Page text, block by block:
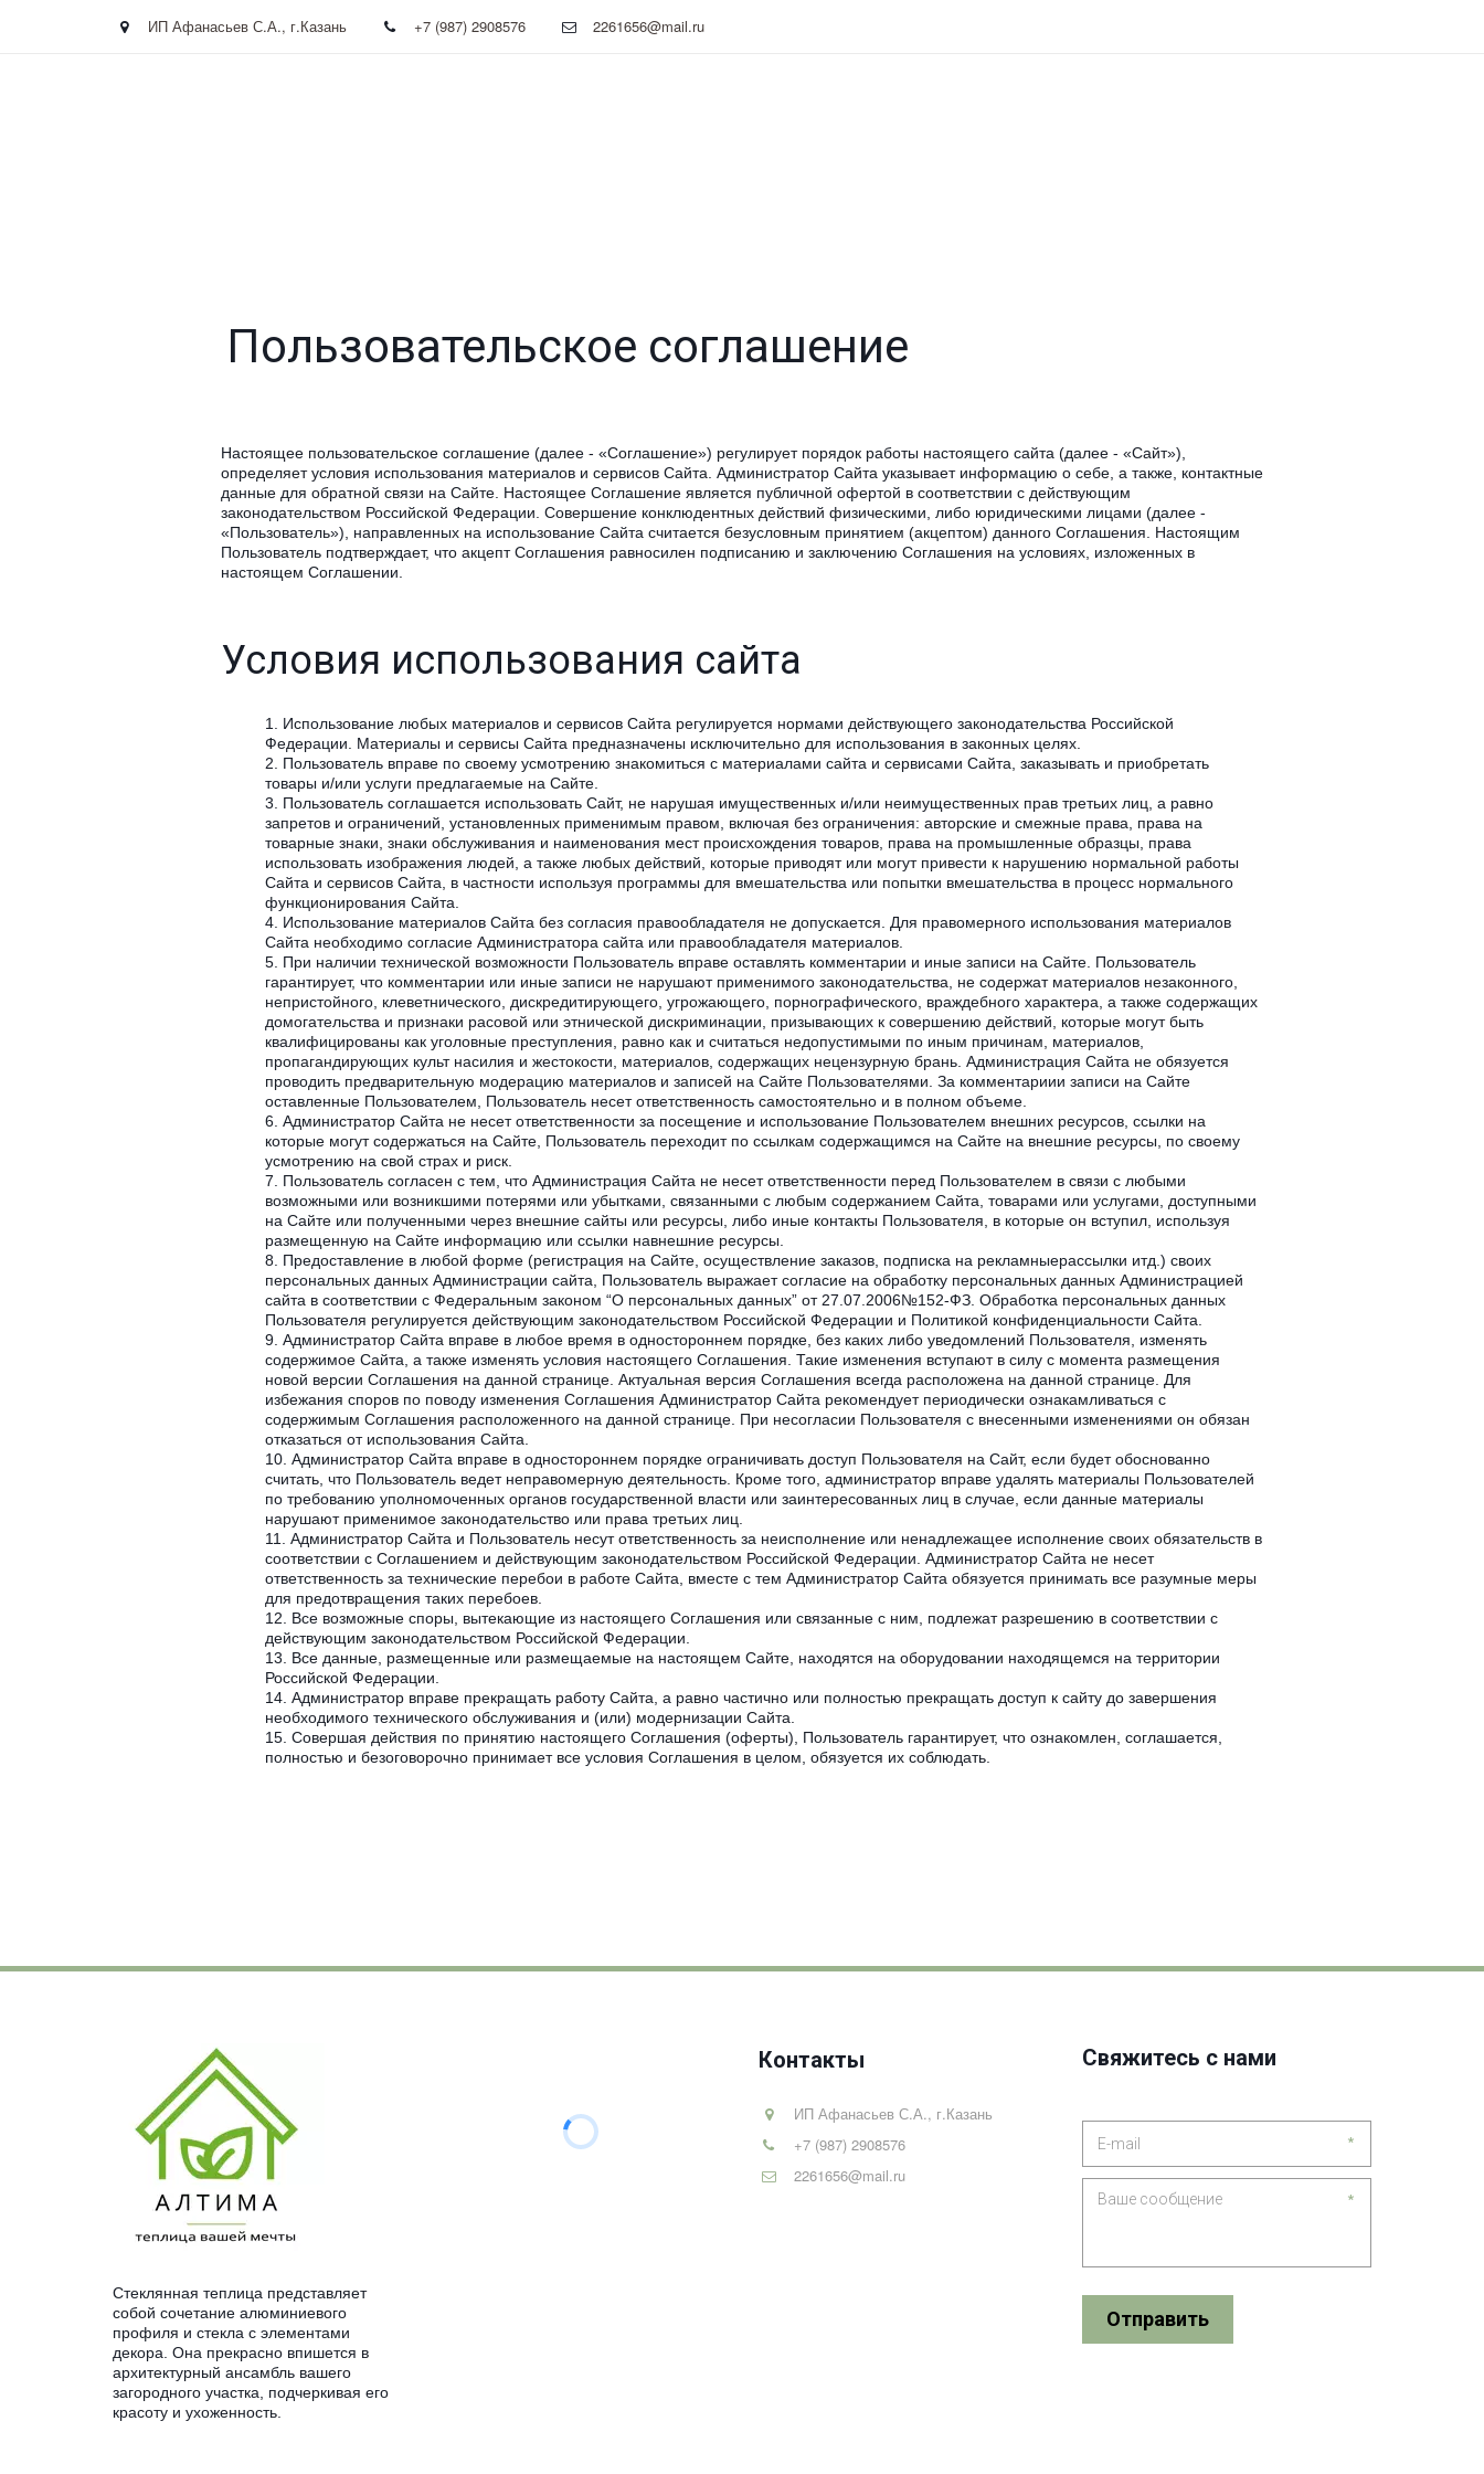
ИП Афанасьев С.А., г.Казань +7 (987) 2908576 2261656@mail.ru
Пользовательское соглашение
Настоящее пользовательское соглашение (далее - «Соглашение») регулирует порядок работы настоящего сайта (далее - «Сайт»),
определяет условия использования материалов и сервисов Сайта. Администратор Сайта указывает информацию о себе, а также, контактные
данные для обратной связи на Сайте. Настоящее Соглашение является публичной офертой в соответствии с действующим
законодательством Российской Федерации. Совершение конклюдентных действий физическими, либо юридическими лицами (далее -
«Пользователь»), направленных на использование Сайта считается безусловным принятием (акцептом) данного Соглашения. Настоящим
Пользователь подтверждает, что акцепт Соглашения равносилен подписанию и заключению Соглашения на условиях, изложенных в
настоящем Соглашении.
Условия использования сайта
Использование любых материалов и сервисов Сайта регулируется нормами действующего законодательства Российской
Федерации. Материалы и сервисы Сайта предназначены исключительно для использования в законных целях.
Пользователь вправе по своему усмотрению знакомиться с материалами сайта и сервисами Сайта, заказывать и приобретать
товары и/или услуги предлагаемые на Сайте.
Пользователь соглашается использовать Сайт, не нарушая имущественных и/или неимущественных прав третьих лиц, а равно
запретов и ограничений, установленных применимым правом, включая без ограничения: авторские и смежные права, права на
товарные знаки, знаки обслуживания и наименования мест происхождения товаров, права на промышленные образцы, права
использовать изображения людей, а также любых действий, которые приводят или могут привести к нарушению нормальной работы
Сайта и сервисов Сайта, в частности используя программы для вмешательства или попытки вмешательства в процесс нормального
функционирования Сайта.
Использование материалов Сайта без согласия правообладателя не допускается. Для правомерного использования материалов
Сайта необходимо согласие Администратора сайта или правообладателя материалов.
При наличии технической возможности Пользователь вправе оставлять комментарии и иные записи на Сайте. Пользователь
гарантирует, что комментарии или иные записи не нарушают применимого законодательства, не содержат материалов незаконного,
непристойного, клеветнического, дискредитирующего, угрожающего, порнографического, враждебного характера, а также содержащих
домогательства и признаки расовой или этнической дискриминации, призывающих к совершению действий, которые могут быть
квалифицированы как уголовные преступления, равно как и считаться недопустимыми по иным причинам, материалов,
пропагандирующих культ насилия и жестокости, материалов, содержащих нецензурную брань. Администрация Сайта не обязуется
проводить предварительную модерацию материалов и записей на Сайте Пользователями. За комментариии записи на Сайте
оставленные Пользователем, Пользователь несет ответственность самостоятельно и в полном объеме.
Администратор Сайта не несет ответственности за посещение и использование Пользователем внешних ресурсов, ссылки на
которые могут содержаться на Сайте, Пользователь переходит по ссылкам содержащимся на Сайте на внешние ресурсы, по своему
усмотрению на свой страх и риск.
Пользователь согласен с тем, что Администрация Сайта не несет ответственности перед Пользователем в связи с любыми
возможными или возникшими потерями или убытками, связанными с любым содержанием Сайта, товарами или услугами, доступными
на Сайте или полученными через внешние сайты или ресурсы, либо иные контакты Пользователя, в которые он вступил, используя
размещенную на Сайте информацию или ссылки навнешние ресурсы.
Предоставление в любой форме (регистрация на Сайте, осуществление заказов, подписка на рекламныерассылки итд.) своих
персональных данных Администрации сайта, Пользователь выражает согласие на обработку персональных данных Администрацией
сайта в соответствии с Федеральным законом “О персональных данных” от 27.07.2006№152-ФЗ. Обработка персональных данных
Пользователя регулируется действующим законодательством Российской Федерации и Политикой конфиденциальности Сайта.
Администратор Сайта вправе в любое время в одностороннем порядке, без каких либо уведомлений Пользователя, изменять
содержимое Сайта, а также изменять условия настоящего Соглашения. Такие изменения вступают в силу с момента размещения
новой версии Соглашения на данной странице. Актуальная версия Соглашения всегда расположена на данной странице. Для
избежания споров по поводу изменения Соглашения Администратор Сайта рекомендует периодически ознакамливаться с
содержимым Соглашения расположенного на данной странице. При несогласии Пользователя с внесенными изменениями он обязан
отказаться от использования Сайта.
Администратор Сайта вправе в одностороннем порядке ограничивать доступ Пользователя на Сайт, если будет обоснованно
считать, что Пользователь ведет неправомерную деятельность. Кроме того, администратор вправе удалять материалы Пользователей
по требованию уполномоченных органов государственной власти или заинтересованных лиц в случае, если данные материалы
нарушают применимое законодательство или права третьих лиц.
Администратор Сайта и Пользователь несут ответственность за неисполнение или ненадлежащее исполнение своих обязательств в
соответствии с Соглашением и действующим законодательством Российской Федерации. Администратор Сайта не несет
ответственность за технические перебои в работе Сайта, вместе с тем Администратор Сайта обязуется принимать все разумные меры
для предотвращения таких перебоев.
Все возможные споры, вытекающие из настоящего Соглашения или связанные с ним, подлежат разрешению в соответствии с
действующим законодательством Российской Федерации.
Все данные, размещенные или размещаемые на настоящем Сайте, находятся на оборудовании находящемся на территории
Российской Федерации.
Администратор вправе прекращать работу Сайта, а равно частично или полностью прекращать доступ к сайту до завершения
необходимого технического обслуживания и (или) модернизации Сайта.
Совершая действия по принятию настоящего Соглашения (оферты), Пользователь гарантирует, что ознакомлен, соглашается,
полностью и безоговорочно принимает все условия Соглашения в целом, обязуется их соблюдать.
Стеклянная теплица представляет
собой сочетание алюминиевого
профиля и стекла с элементами
декора. Она прекрасно впишется в
архитектурный ансамбль вашего
загородного участка, подчеркивая его
красоту и ухоженность.
Контакты
ИП Афанасьев С.А., г.Казань
+7 (987) 2908576
2261656@mail.ru
Свяжитесь с нами
*
*
Отправить